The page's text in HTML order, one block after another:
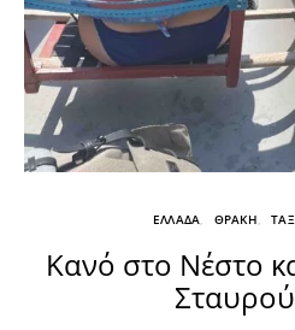
ΕΛΛΑΔΑ ΘΡΑΚΗ
Κανό στο Νέστο